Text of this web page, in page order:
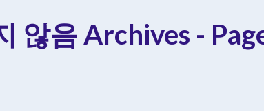
않음 Archives -